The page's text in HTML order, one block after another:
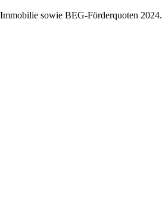
sowie BEG-Förderquoten 2024.